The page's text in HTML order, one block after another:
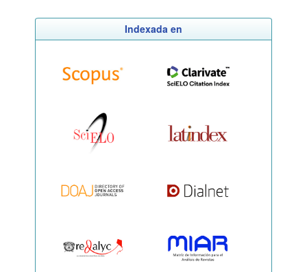
Indexada en